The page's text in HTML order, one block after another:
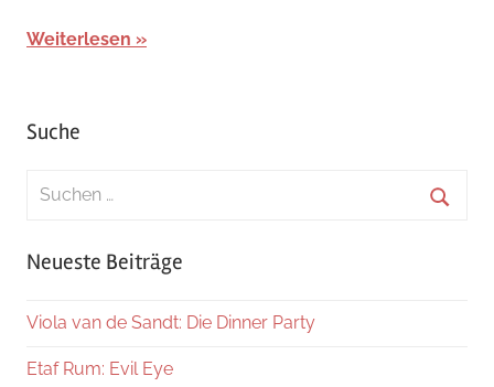
Weiterlesen
Suche
Suchen
Neueste Beiträge
Viola van de Sandt: Die Dinner Party
Etaf Rum: Evil Eye